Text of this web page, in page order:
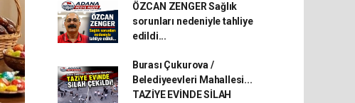
ÖZCAN ZENGER Sağlık
sorunları nedeniyle tahliye
edildi...
Burası Çukurova /
Belediyeevleri Mahallesi...
TAZİYE EVİNDE SİLAH